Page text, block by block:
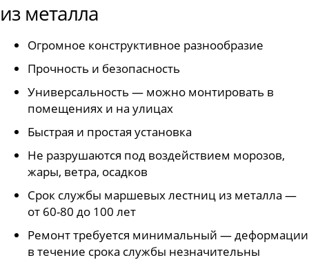
из металла
Огромное конструктивное разнообразие
Прочность и безопасность
Универсальность — можно монтировать в
помещениях и на улицах
Быстрая и простая установка
Не разрушаются под воздействием морозов,
жары, ветра, осадков
Срок службы маршевых лестниц из металла —
от 60-80 до 100 лет
Ремонт требуется минимальный — деформации
в течение срока службы незначительны